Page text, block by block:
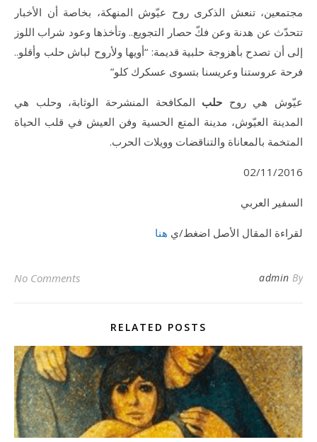
مجتمعين، تنعش الذكرى روح عيّوش المنهكة، بخاصة أن الأخبار
تتحدّث عن هدنة وعن فكّ حصار التجويع.. وتأخذها وعود شراب اللوز
إلى أن تصدح بأهزوجة حلبية قديمة: “أويها ولأروح لباش حلب وأقلو..
فرحة عروستنا وعريسنا بتسوى عسكرك كلو”
عيّوش هي روح حلب المكافحة المنشرحة الوثابة، وحلب هي
المدينة العيّوش، مدينة المتع الحسية وفن العيش في قلب الحياة
المتخمة بالمعاناة والتناقضات وويلات الحرب.
02/11/2016
السفير العربي
لقراءة المقال الأصل اضغط/ي هنا
By
admin
No Comments
RELATED POSTS